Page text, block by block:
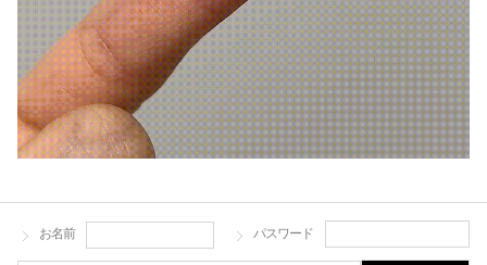
お名前 パスワード